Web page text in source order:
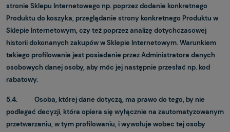
stronie Sklepu Internetowego np. poprzez dodanie konkretnego
Produktu do koszyka, przeglądanie strony konkretnego Produktu w
Sklepie Internetowym, czy też poprzez analizę dotychczasowej
historii dokonanych zakupów w Sklepie Internetowym. Warunkiem
takiego profilowania jest posiadanie przez Administratora danych
osobowych danej osoby, aby móc jej następnie przesłać np. kod
rabatowy.
5.4. Osoba, której dane dotyczą, ma prawo do tego, by nie
podlegać decyzji, która opiera się wyłącznie na zautomatyzowanym
przetwarzaniu, w tym profilowaniu, i wywołuje wobec tej osoby